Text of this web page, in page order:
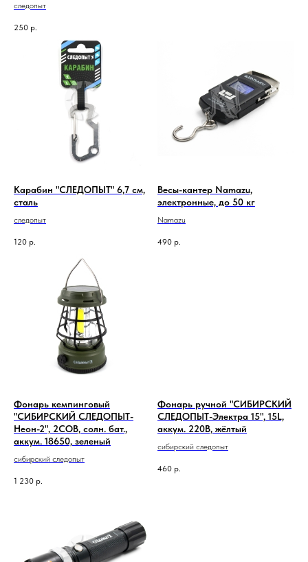
следопыт
250 р.
Карабин "СЛЕДОПЫТ" 6,7 см,
сталь
следопыт
120 р.
Весы-кантер Namazu,
электронные, до 50 кг
Namazu
490 р.
Фонарь кемпинговый
"СИБИРСКИЙ СЛЕДОПЫТ-
Неон-2", 2СОВ, солн. бат.,
аккум. 18650, зеленый
сибирский следопыт
1 230 р.
Фонарь ручной "СИБИРСКИЙ
СЛЕДОПЫТ-Электра 15", 15L,
аккум. 220В, жёлтый
сибирский следопыт
460 р.